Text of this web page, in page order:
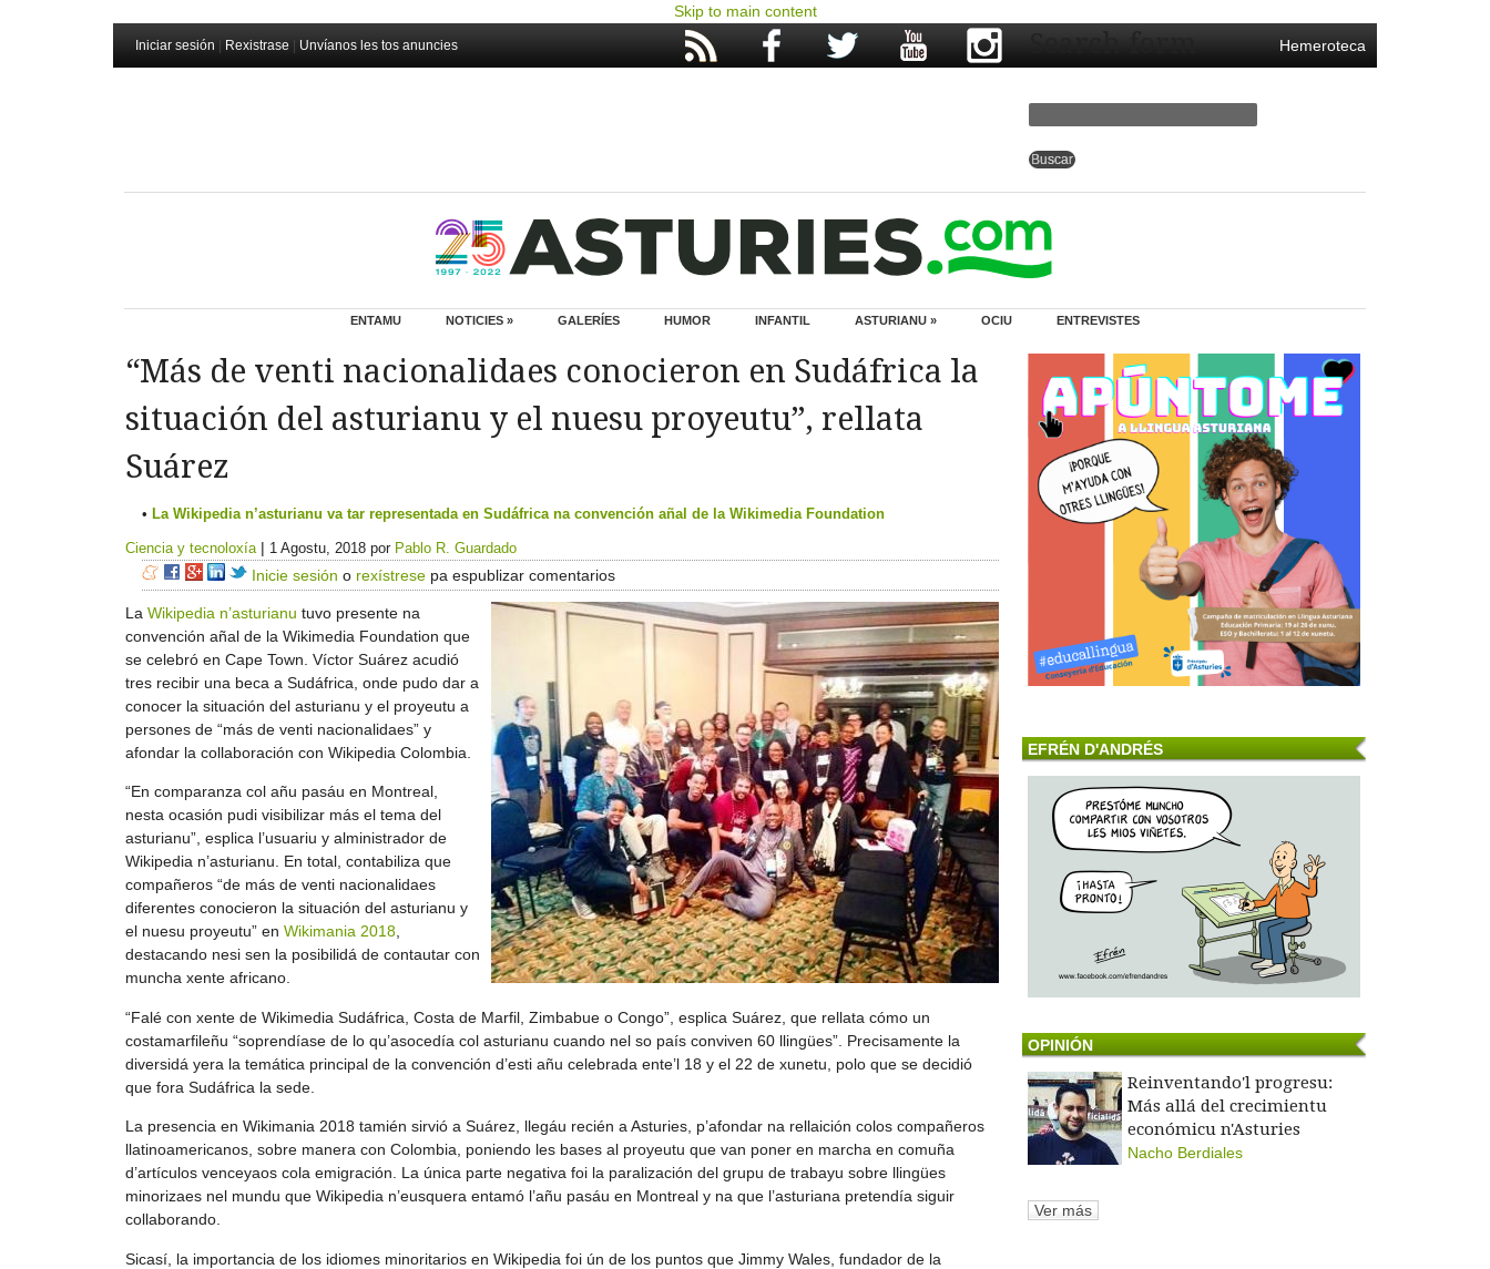
Skip to main content
Iniciar sesión Rexistrase Unvíanos les tos anuncies Hemeroteca
Search form
ENTAMU NOTICIES » GALERÍES HUMOR INFANTIL ASTURIANU » OCIU ENTREVISTES
“Más de venti nacionalidaes conocieron en Sudáfrica la
situación del asturianu y el nuesu proyeutu”, rellata
Suárez
La Wikipedia n’asturianu va tar representada en Sudáfrica na convención añal de la Wikimedia Foundation
Ciencia y tecnoloxía | 1 Agostu, 2018 por Pablo R. Guardado
Inicie sesión o rexístrese pa espublizar comentarios
La Wikipedia n’asturianu tuvo presente na
convención añal de la Wikimedia Foundation que
se celebró en Cape Town. Víctor Suárez acudió
tres recibir una beca a Sudáfrica, onde pudo dar a
conocer la situación del asturianu y el proyeutu a
persones de “más de venti nacionalidaes” y
afondar la collaboración con Wikipedia Colombia.
“En comparanza col añu pasáu en Montreal,
nesta ocasión pudi visibilizar más el tema del
asturianu”, esplica l’usuariu y alministrador de
Wikipedia n’asturianu. En total, contabiliza que
compañeros “de más de venti nacionalidaes
diferentes conocieron la situación del asturianu y
el nuesu proyeutu” en Wikimania 2018,
destacando nesi sen la posibilidá de contautar con
muncha xente africano.
“Falé con xente de Wikimedia Sudáfrica, Costa de Marfil, Zimbabue o Congo”, esplica Suárez, que rellata cómo un
costamarfileñu “soprendíase de lo qu’asocedía col asturianu cuando nel so país conviven 60 llingües”. Precisamente la
diversidá yera la temática principal de la convención d’esti añu celebrada ente’l 18 y el 22 de xunetu, polo que se decidió
que fora Sudáfrica la sede.
La presencia en Wikimania 2018 tamién sirvió a Suárez, llegáu recién a Asturies, p’afondar na rellaición colos compañeros
llatinoamericanos, sobre manera con Colombia, poniendo les bases al proyeutu que van poner en marcha en comuña
d’artículos venceyaos cola emigración. La única parte negativa foi la paralización del grupu de trabayu sobre llingües
minorizaes nel mundu que Wikipedia n’eusquera entamó l’añu pasáu en Montreal y na que l’asturiana pretendía siguir
collaborando.
Sicasí, la importancia de los idiomes minoritarios en Wikipedia foi ún de los puntos que Jimmy Wales, fundador de la
EFRÉN D'ANDRÉS
OPINIÓN
Reinventando'l progresu:
Más allá del crecimientu
económicu n'Asturies
Nacho Berdiales
Ver más